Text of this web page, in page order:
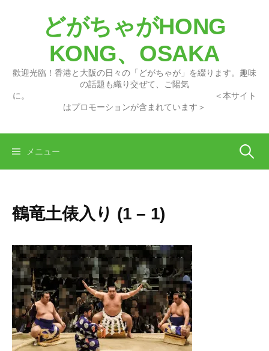
どがちゃがHONG
KONG、OSAKA
歡迎光臨！香港と大阪の日々の「どがちゃが」を綴ります。趣味
の話題も織り交ぜて、ご陽気
に。 ＜本サイト
はプロモーションが含まれています＞
メニュー 検
鶴竜土俵入り (1 – 1)